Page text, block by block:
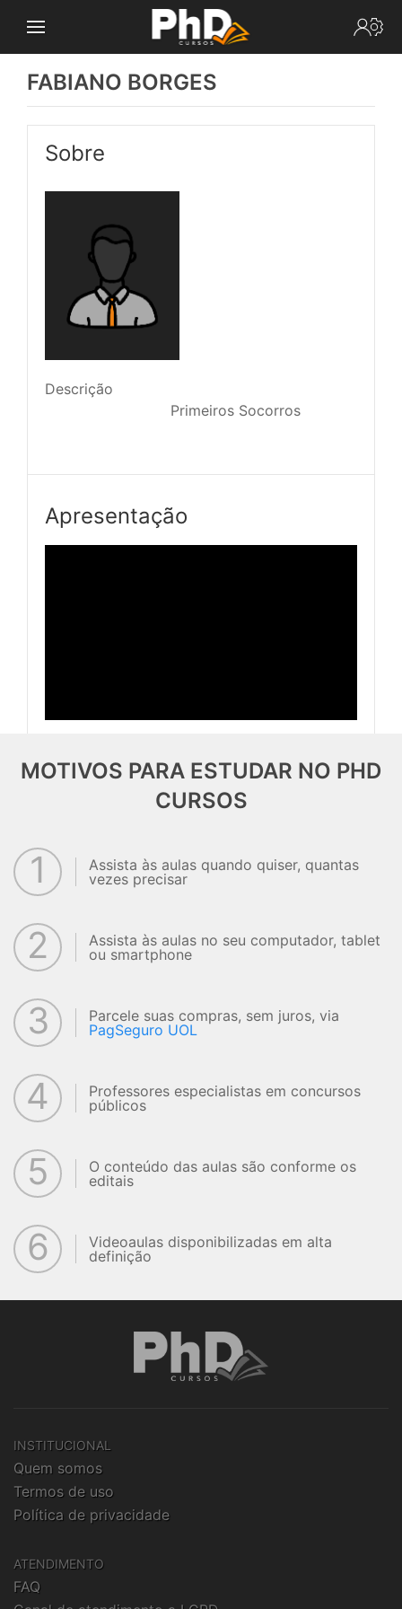
FABIANO BORGES
Sobre
Descrição
Apresentação
MOTIVOS PARA ESTUDAR NO PHD
CURSOS
1
Assista às aulas quando quiser, quantas
vezes precisar
2
Assista às aulas no seu computador, tablet
ou smartphone
3
Parcele suas compras, sem juros, via
PagSeguro UOL
4
Professores especialistas em concursos
públicos
5
O conteúdo das aulas são conforme os
editais
6
Videoaulas disponibilizadas em alta
definição
INSTITUCIONAL
Quem somos
Termos de uso
Política de privacidade
ATENDIMENTO
FAQ